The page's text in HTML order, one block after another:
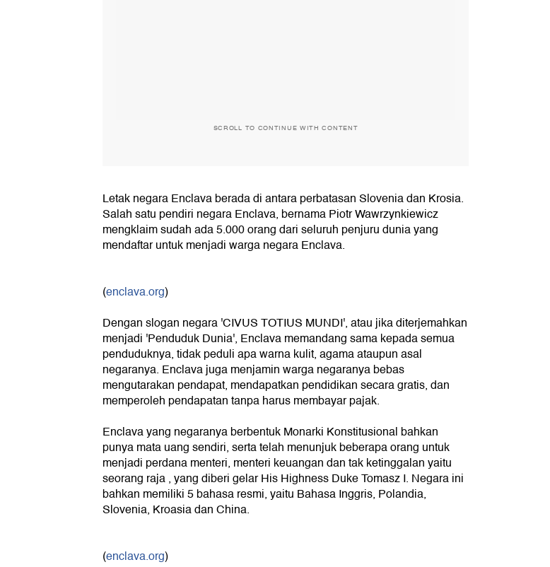
SCROLL TO CONTINUE WITH CONTENT
Letak negara Enclava berada di antara perbatasan Slovenia dan Krosia.
Salah satu pendiri negara Enclava, bernama Piotr Wawrzynkiewicz
mengklaim sudah ada 5.000 orang dari seluruh penjuru dunia yang
mendaftar untuk menjadi warga negara Enclava.
(enclava.org)
Dengan slogan negara 'CIVUS TOTIUS MUNDI', atau jika diterjemahkan
menjadi 'Penduduk Dunia', Enclava memandang sama kepada semua
penduduknya, tidak peduli apa warna kulit, agama ataupun asal
negaranya. Enclava juga menjamin warga negaranya bebas
mengutarakan pendapat, mendapatkan pendidikan secara gratis, dan
memperoleh pendapatan tanpa harus membayar pajak.
Enclava yang negaranya berbentuk Monarki Konstitusional bahkan
punya mata uang sendiri, serta telah menunjuk beberapa orang untuk
menjadi perdana menteri, menteri keuangan dan tak ketinggalan yaitu
seorang raja , yang diberi gelar His Highness Duke Tomasz I. Negara ini
bahkan memiliki 5 bahasa resmi, yaitu Bahasa Inggris, Polandia,
Slovenia, Kroasia dan China.
(enclava.org)